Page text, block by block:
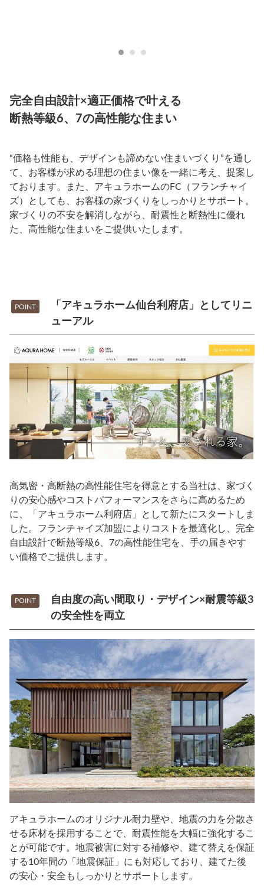
完全自由設計×適正価格で叶える
断熱等級6、7の高性能な住まい
“価格も性能も、デザインも諦めない住まいづくり”を通し
て、お客様が求める理想の住まい像を一緒に考え、提案し
ております。また、アキュラホームのFC（フランチャイ
ズ）としても、お客様の家づくりをしっかりとサポート。
家づくりの不安を解消しながら、耐震性と断熱性に優れ
た、高性能な住まいをご提供いたします。
POINT
「アキュラホーム仙台利府店」としてリニ
ューアル
高気密・高断熱の高性能住宅を得意とする当社は、家づく
りの安心感やコストパフォーマンスをさらに高めるため
に、「アキュラホーム利府店」として新たにスタートしま
した。フランチャイズ加盟によりコストを最適化し、完全
自由設計で断熱等級6、7の高性能住宅を、手の届きやす
い価格でご提供します。
POINT
自由度の高い間取り・デザイン×耐震等級3
の安全性を両立
アキュラホームのオリジナル耐力壁や、地震の力を分散さ
せる床材を採用することで、耐震性能を大幅に強化するこ
とが可能です。地震被害に対する補修や、建て替えを保証
する10年間の「地震保証」にも対応しており、建てた後
の安心・安全もしっかりとサポートします。